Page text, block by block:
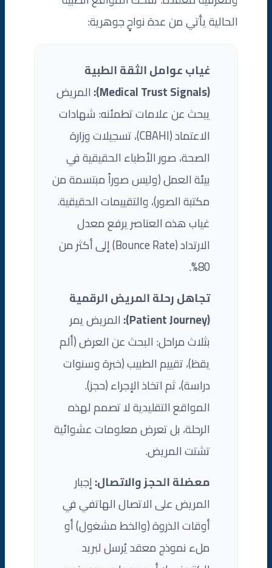
الحالية يأتي من عدة نواحٍ جوهرية:
غياب عوامل الثقة الطبية
(Medical Trust Signals):
المريض
يبحث عن علامات تطمئنه: شهادات
الاعتماد (CBAHI)، تسجيلات وزارة
الصحة، صور الأطباء الحقيقية في
بيئة العمل (وليس صوراً مبتسمة من
مكتبة الصور)، والتقييمات الحقيقية.
غياب هذه العناصر يرفع معدل
الارتداد (Bounce Rate) إلى أكثر من
80%.
تجاهل رحلة المريض الرقمية
(Patient Journey):
المريض يمر
بثلاث مراحل: البحث عن العرض (ألم
يقظ)، تقييم الطبيب (خبرة وسنوات
دراسة)، ثم اتخاذ الإجراء (حجز).
المواقع التقليدية لا تصمم لهذه
الرحلة، بل تعرض معلومات عشوائية
تشتت المريض.
معضلة الحجز والاتصال:إجبار
المريض على الاتصال الهاتفي في
أوقات الذروة (والخط مشغول) أو
ملء نموذج معقد يُرسل لبريد